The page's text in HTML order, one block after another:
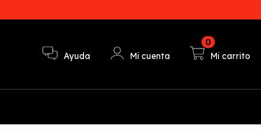
Ayuda Mi cuenta Mi carrito
0